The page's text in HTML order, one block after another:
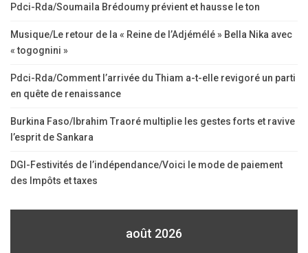
Pdci-Rda/Soumaila Brédoumy prévient et hausse le ton
Musique/Le retour de la « Reine de l’Adjémélé » Bella Nika avec
« togognini »
Pdci-Rda/Comment l’arrivée du Thiam a-t-elle revigoré un parti
en quête de renaissance
Burkina Faso/Ibrahim Traoré multiplie les gestes forts et ravive
l’esprit de Sankara
DGI-Festivités de l’indépendance/Voici le mode de paiement
des Impôts et taxes
août 2026